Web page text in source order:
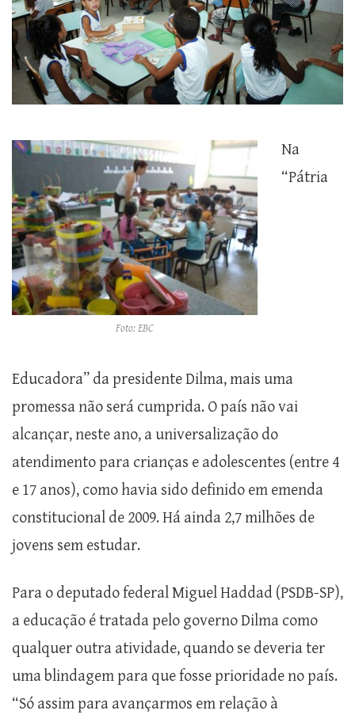
Foto: EBC
Na
“Pátria
Educadora” da presidente Dilma, mais uma
promessa não será cumprida. O país não vai
alcançar, neste ano, a universalização do
atendimento para crianças e adolescentes (entre 4
e 17 anos), como havia sido definido em emenda
constitucional de 2009. Há ainda 2,7 milhões de
jovens sem estudar.
Para o deputado federal Miguel Haddad (PSDB-SP),
a educação é tratada pelo governo Dilma como
qualquer outra atividade, quando se deveria ter
uma blindagem para que fosse prioridade no país.
“Só assim para avançarmos em relação à